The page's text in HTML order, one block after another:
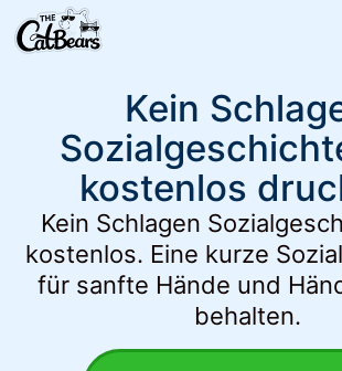
Kein
kostenlos
Kein Schlagen
kostenlos. Eine kurze
für sanfte Hände und
behalten.